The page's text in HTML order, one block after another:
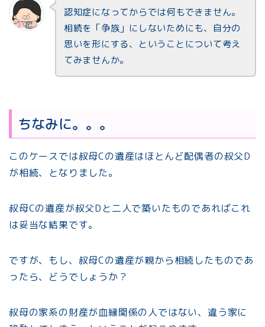
認知症になってからでは何もできません。
相続を「争族」にしないためにも、自分の
思いを形にする、ということについて考え
てみませんか。
ちなみに。。。
このケースでは叔母Cの遺産はほとんど配偶者の叔父D
が相続、となりました。
叔母Cの遺産が叔父Dと二人で築いたものであればこれ
は妥当な結果です。
ですが、もし、叔母Cの遺産が親から相続したものであ
ったら、どうでしょうか？
叔母の家系の財産が血縁関係の人ではない、違う家に